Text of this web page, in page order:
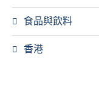
食品與飲料
香港